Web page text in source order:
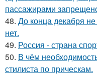
пассажирами
48. До конца декабря
нет.
49. Россия - страна
50. В чём
стилиста по прическам.